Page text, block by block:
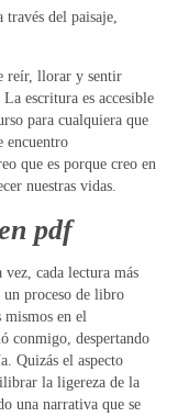
través del paisaje,
reír, llorar y sentir
escritura es accesible
para cualquiera que
encuentro
que es porque creo en
nuestras vidas.
pdf
cada lectura más
proceso de libro
mismos en el
conmigo, despertando
Quizás el aspecto
la ligereza de la
una narrativa que se